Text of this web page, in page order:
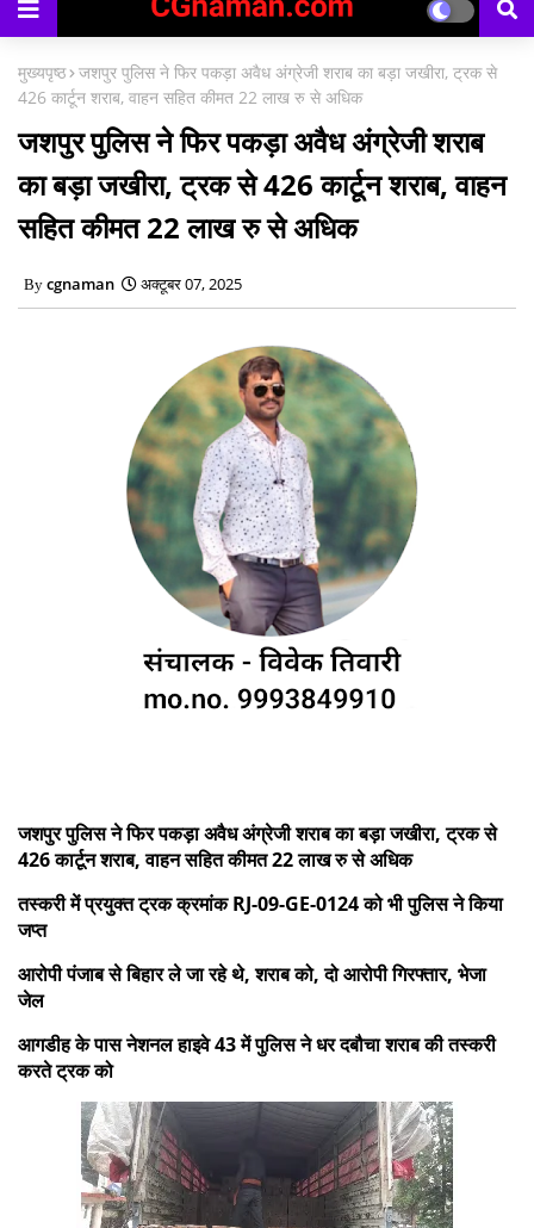
मुख्यपृष्ठ जशपुर पुलिस ने फिर पकड़ा अवैध अंग्रेजी शराब का बड़ा जखीरा, ट्रक से
426 कार्टून शराब, वाहन सहित कीमत 22 लाख रु से अधिक
जशपुर पुलिस ने फिर पकड़ा अवैध अंग्रेजी शराब
का बड़ा जखीरा, ट्रक से 426 कार्टून शराब, वाहन
सहित कीमत 22 लाख रु से अधिक
cgnaman अक्टूबर 07, 2025
जशपुर पुलिस ने फिर पकड़ा अवैध अंग्रेजी शराब का बड़ा जखीरा, ट्रक से
426 कार्टून शराब, वाहन सहित कीमत 22 लाख रु से अधिक
तस्करी में प्रयुक्त ट्रक क्रमांक RJ-09-GE-0124 को भी पुलिस ने किया
जप्त
आरोपी पंजाब से बिहार ले जा रहे थे, शराब को, दो आरोपी गिरफ्तार, भेजा
जेल
आगडीह के पास नेशनल हाइवे 43 में पुलिस ने धर दबौचा शराब की तस्करी
करते ट्रक को